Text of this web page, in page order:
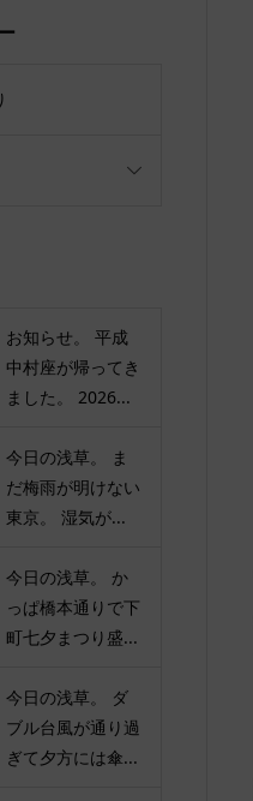
お知らせ。 平成
中村座が帰ってき
ました。 2026...
今日の浅草。 ま
だ梅雨が明けない
東京。 湿気が...
今日の浅草。 か
っぱ橋本通りで下
町七夕まつり盛...
今日の浅草。 ダ
ブル台風が通り過
ぎて夕方には傘...